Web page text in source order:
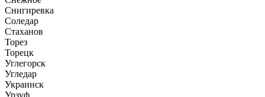
Снигиревка
Соледар
Стаханов
Торез
Торецк
Углегорск
Угледар
Украинск
Урзуф